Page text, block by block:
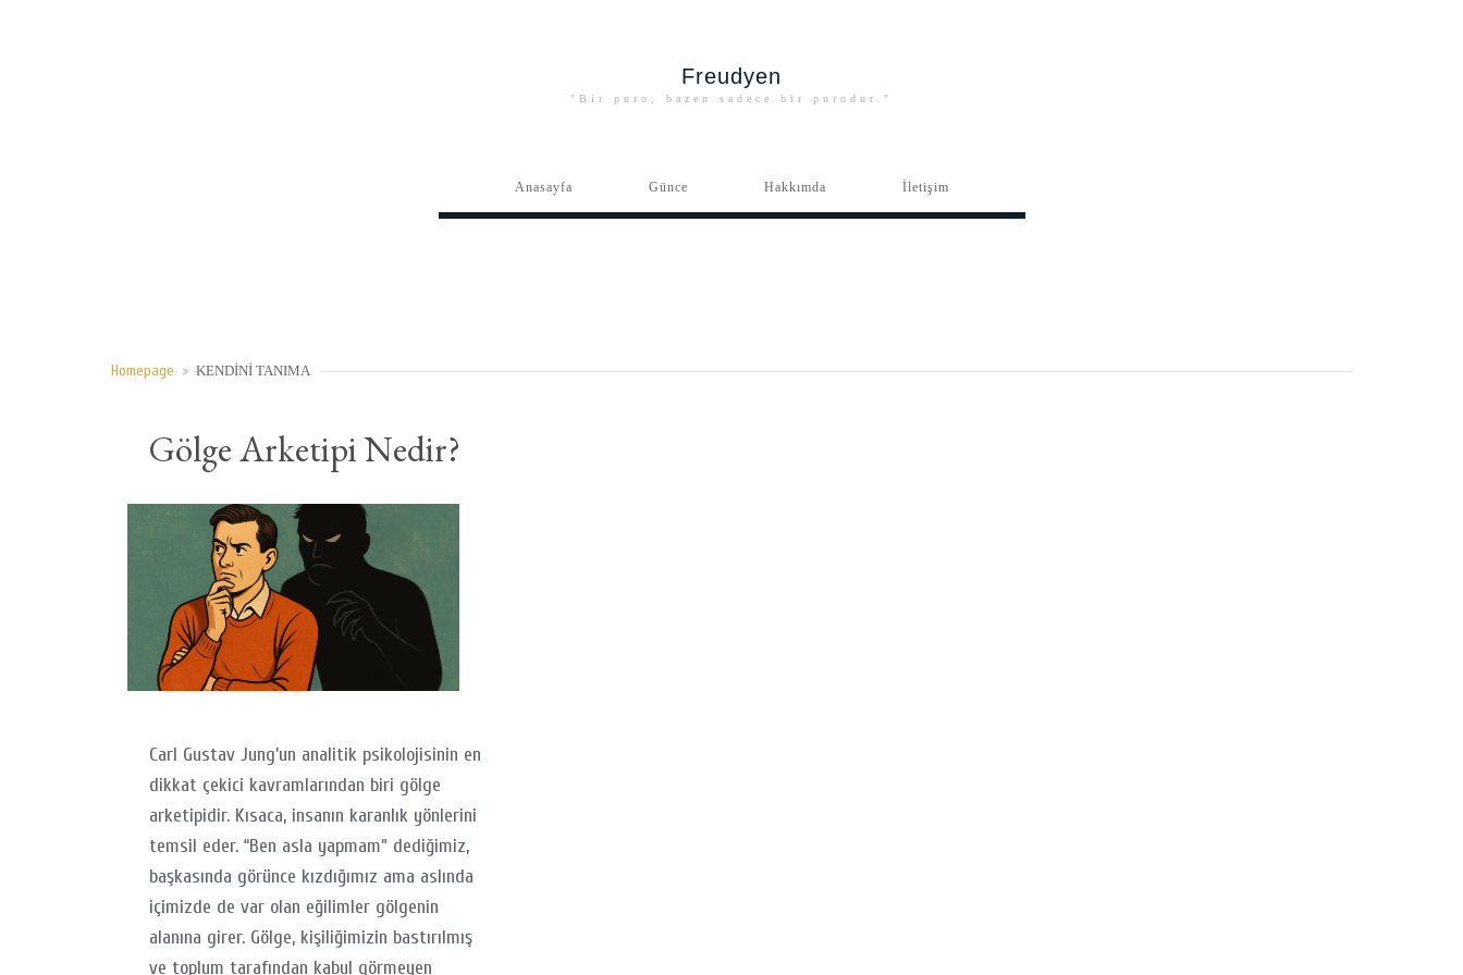
Freudyen
"Bir puro, bazen sadece bir purodur."
Anasayfa Günce Hakkımda İletişim
Homepage > KENDINI TANIMA
Gölge Arketipi Nedir?
Carl Gustav Jung’un analitik psikolojisinin en
dikkat çekici kavramlarından biri gölge
arketipidir. Kısaca, insanın karanlık yönlerini
temsil eder. “Ben asla yapmam” dediğimiz,
başkasında görünce kızdığımız ama aslında
içimizde de var olan eğilimler gölgenin
alanına girer. Gölge, kişiliğimizin bastırılmış
ve toplum tarafından kabul görmeyen